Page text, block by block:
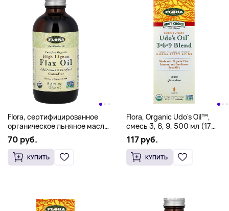
Flora, сертифицированное
органическое льняное масло
с высоким содержанием
лигнана, 250 мл (8,5 жидк.
унции)
70 руб.
КУПИТЬ
Flora, Organic Udo's Oil™,
смесь 3, 6, 9, 500 мл (17
жидк. унций)
117 руб.
КУПИТЬ